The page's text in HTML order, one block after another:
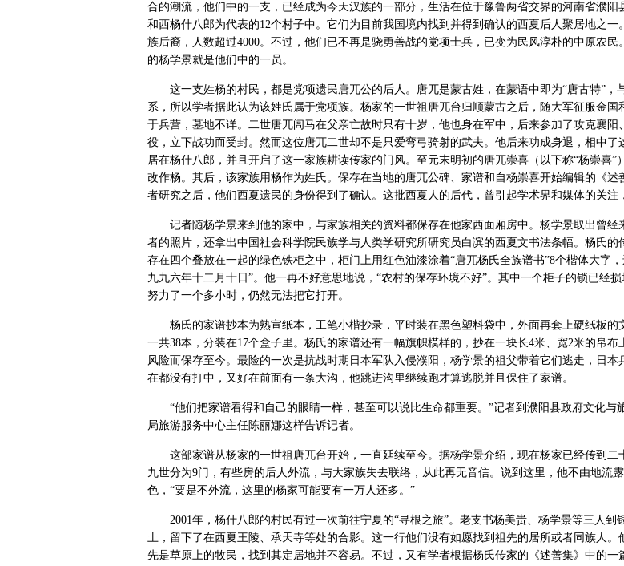
合的潮流，他们中的一支，已经成为今天汉族的一部分，生活在位于豫鲁两省交界的河南省濮阳
和西杨什八郎为代表的12个村子中。它们为目前我国境内找到并得到确认的西夏后人聚居地之一
族后裔，人数超过4000。不过，他们已不再是骁勇善战的党项士兵，已变为民风淳朴的中原农民
的杨学景就是他们中的一员。
这一支姓杨的村民，都是党项遗民唐兀公的后人。唐兀是蒙古姓，在蒙语中即为“唐古特”，
系，所以学者据此认为该姓氏属于党项族。杨家的一世祖唐兀台归顺蒙古之后，随大军征服金国
于兵营，墓地不详。二世唐兀闾马在父亲亡故时只有十岁，他也身在军中，后来参加了攻克襄阳
役，立下战功而受封。然而这位唐兀二世却不是只爱弯弓骑射的武夫。他后来功成身退，相中了
居在杨什八郎，并且开启了这一家族耕读传家的门风。至元末明初的唐兀崇喜（以下称“杨崇喜”
改作杨。其后，该家族用杨作为姓氏。保存在当地的唐兀公碑、家谱和自杨崇喜开始编辑的《述
者研究之后，他们西夏遗民的身份得到了确认。这批西夏人的后代，曾引起学术界和媒体的关注
记者随杨学景来到他的家中，与家族相关的资料都保存在他家西面厢房中。杨学景取出曾经
者的照片，还拿出中国社会科学院民族学与人类学研究所研究员白滨的西夏文书法条幅。杨氏的
存在四个叠放在一起的绿色铁柜之中，柜门上用红色油漆涂着“唐兀杨氏全族谱书”8个楷体大字
九九六年十二月十日”。他一再不好意思地说，“农村的保存环境不好”。其中一个柜子的锁已经
努力了一个多小时，仍然无法把它打开。
杨氏的家谱抄本为熟宣纸本，工笔小楷抄录，平时装在黑色塑料袋中，外面再套上硬纸板的
一共38本，分装在17个盒子里。杨氏的家谱还有一幅旗帜模样的，抄在一块长4米、宽2米的帛布
风险而保存至今。最险的一次是抗战时期日本军队入侵濮阳，杨学景的祖父带着它们逃走，日本
在都没有打中，又好在前面有一条大沟，他跳进沟里继续跑才算逃脱并且保住了家谱。
“他们把家谱看得和自己的眼睛一样，甚至可以说比生命都重要。”记者到濮阳县政府文化与
局旅游服务中心主任陈丽娜这样告诉记者。
这部家谱从杨家的一世祖唐兀台开始，一直延续至今。据杨学景介绍，现在杨家已经传到二
九世分为9门，有些房的后人外流，与大家族失去联络，从此再无音信。说到这里，他不由地流
色，“要是不外流，这里的杨家可能要有一万人还多。”
2001年，杨什八郎的村民有过一次前往宁夏的“寻根之旅”。老支书杨美贵、杨学景等三人到
土，留下了在西夏王陵、承天寺等处的合影。这一行他们没有如愿找到祖先的居所或者同族人。
先是草原上的牧民，找到其定居地并不容易。不过，又有学者根据杨氏传家的《述善集》中的一